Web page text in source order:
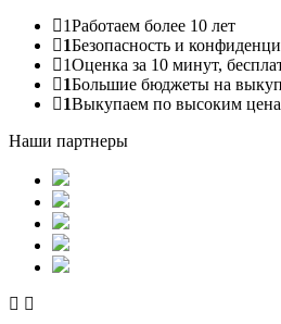
1Работаем более 10 лет
1Безопасность и
1Оценка за 10 минут,
1Большие бюджеты на
1Выкупаем по высоким
Наши партнеры